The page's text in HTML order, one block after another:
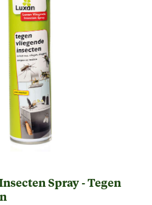
Spray - Tegen